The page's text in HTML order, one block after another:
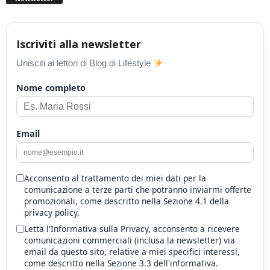
Iscriviti alla newsletter
Unisciti ai lettori di Blog di Lifestyle
Nome completo
Email
Acconsento al trattamento dei miei dati per la
comunicazione a terze parti che potranno inviarmi offerte
promozionali, come descritto nella Sezione 4.1 della
privacy policy.
Letta l'Informativa sulla Privacy, acconsento a ricevere
comunicazioni commerciali (inclusa la newsletter) via
email da questo sito, relative a miei specifici interessi,
come descritto nella Sezione 3.3 dell'informativa.